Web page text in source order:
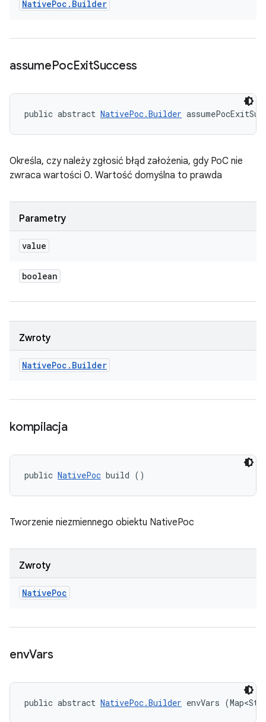
NativePoc . Builder
assumePocExitSuccess
public abstract NativePoc.Builder
Określa, czy należy zgłosić błąd założenia, gdy PoC nie
zwraca wartości 0. Wartość domyślna to prawda
Parametry
value
boolean
Zwroty
NativePoc . Builder
kompilacja
public NativePoc build ()
Tworzenie niezmiennego obiektu NativePoc
Zwroty
NativePoc
envVars
public abstract NativePoc.Builder envVars